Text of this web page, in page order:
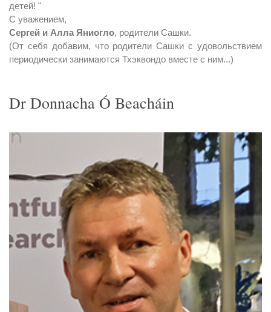
детей! "
С уважением,
Сергей и Алла Яниогло, родители Сашки.
(От себя добавим, что родители Сашки с удовольствием
периодически занимаются Тхэквондо вместе с ним...)
Dr Donnacha Ó Beacháin